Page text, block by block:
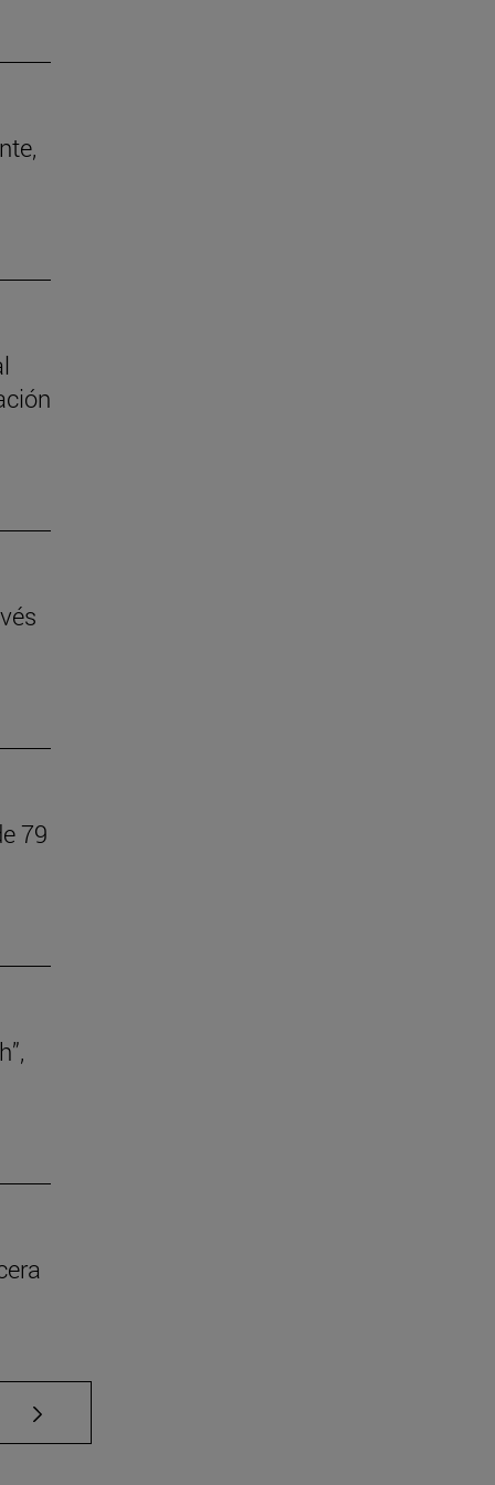
79
TAB para desplazarse.